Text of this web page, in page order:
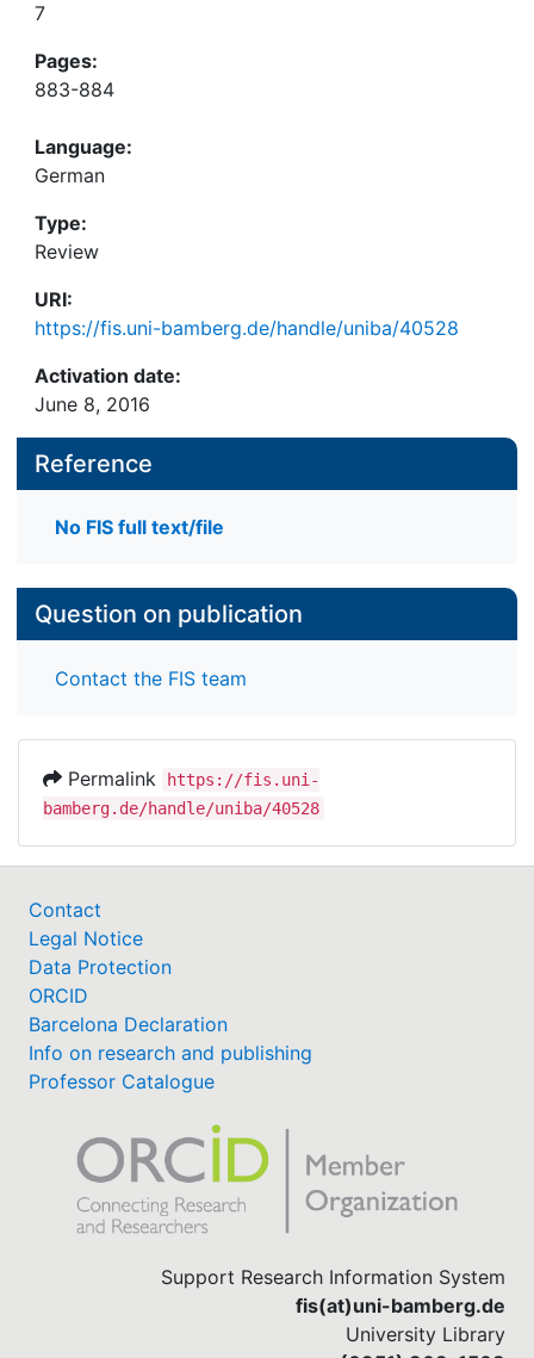
7
Pages:
883-884
Language:
German
Type:
Review
URI:
https://fis.uni-bamberg.de/handle/uniba/40528
Activation date:
June 8, 2016
Reference
No FIS full text/file
Question on publication
Contact the FIS team
Permalink
https://fis.uni-
bamberg.de/handle/uniba/40528
Contact
Legal Notice
Data Protection
ORCID
Barcelona Declaration
Info on research and publishing
Professor Catalogue
Support Research Information System
fis(at)uni-bamberg.de
University Library